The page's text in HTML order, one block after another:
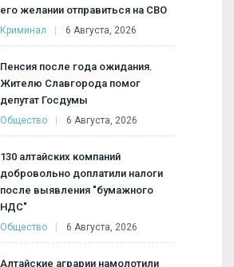
его желании отправиться на СВО
Криминал 6 Августа, 2026
Пенсия после года ожидания.
Жителю Славгорода помог
депутат Госдумы
Общество 6 Августа, 2026
130 алтайских компаний
добровольно доплатили налоги
после выявления "бумажного
НДС"
Общество 6 Августа, 2026
Алтайские аграрии намолотили